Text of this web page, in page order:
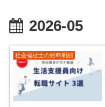
2026-05
社会福祉士の給料明細